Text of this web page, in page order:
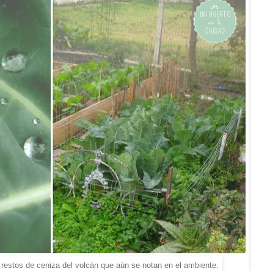
de ceniza del volcán que aún se notan en el ambiente.